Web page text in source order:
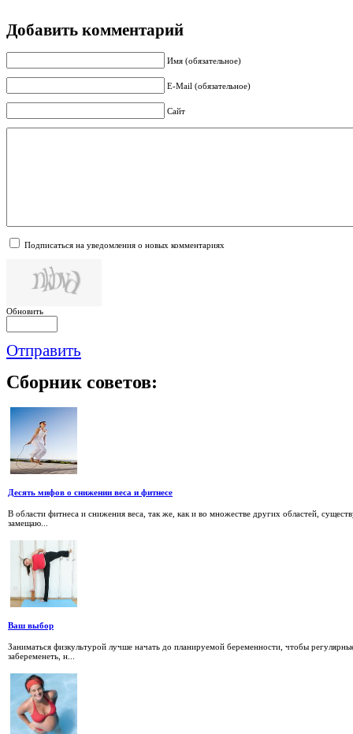
Добавить комментарий
Имя (обязательное)
E-Mail (обязательное)
Сайт
Подписаться на уведомления о новых комментариях
Обновить
Отправить
Сборник советов:
Десять мифов о снижении веса и фитнесе
В области фитнеса и снижения веса, так же, как и во множестве других областей,
замещаю...
Ваш выбор
Заниматься физкультурой лучше начать до планируемой беременности, чтобы
забеременеть, н...